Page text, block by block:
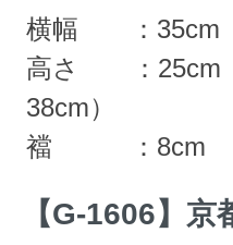
横幅 ：35cm
高さ ：25cm
38cm）
襠 ：8cm
【G-1606】